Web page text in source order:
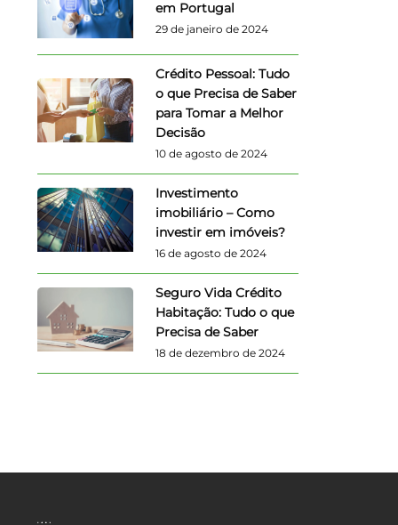
em Portugal
29 de janeiro de 2024
Crédito Pessoal: Tudo
o que Precisa de Saber
para Tomar a Melhor
Decisão
10 de agosto de 2024
Investimento
imobiliário – Como
investir em imóveis?
16 de agosto de 2024
Seguro Vida Crédito
Habitação: Tudo o que
Precisa de Saber
18 de dezembro de 2024